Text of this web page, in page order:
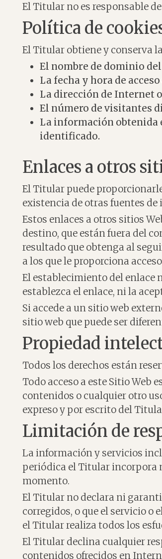
El Titular no es responsable
Política de
El Titular obtiene y conserva
El nombre de dominio
La fecha y hora de
La dirección de Internet
El número de visitantes
La información obtenida
identificado.
Enlaces a otros
El Titular puede
existencia de otras fuentes
Estos enlaces a otros sitios
destino, que están fuera del
resultado que obtenga al
a los que le proporciona
El establecimiento del enlace
establezca el enlace, ni la
Si accede a un sitio web
sitio web que puede ser
Propiedad
Todos los derechos están
Todo acceso a este Sitio Web
contenidos o cualquier otro
expreso y por escrito del
Limitación de
La información y servicios
periódica el Titular incorpora
momento.
El Titular no declara ni
corregidos, o que el servicio
el Titular realiza todos los
El Titular declina cualquier
contenidos ofrecidos en